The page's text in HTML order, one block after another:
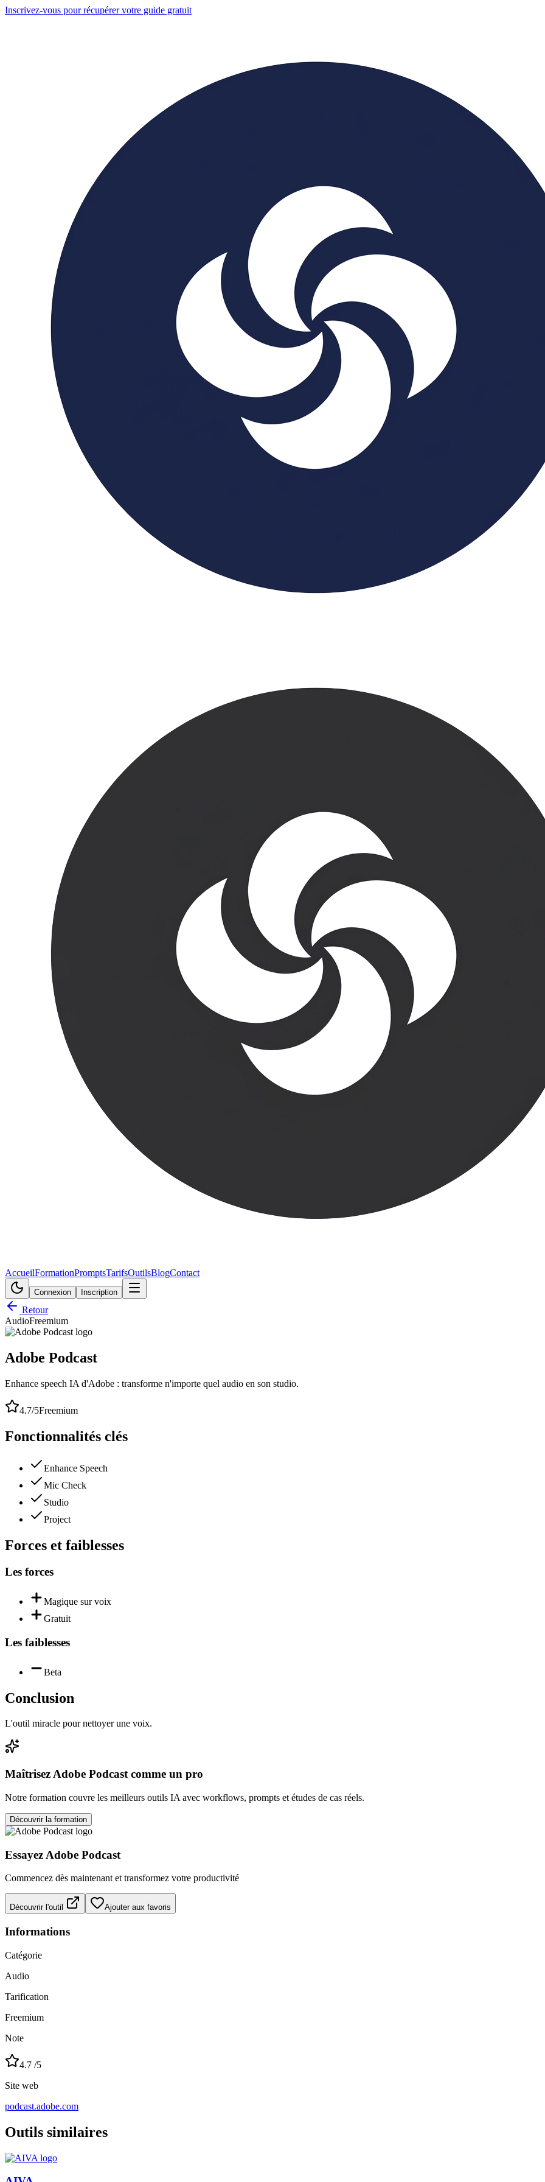
Inscrivez-vous pour récupérer votre guide gratuit
AccueilFormationPromptsTarifsOutilsBlogContact
Connexion Inscription
Retour
AudioFreemium
Adobe Podcast
Enhance speech IA d'Adobe : transforme n'importe quel audio en son studio.
4.7/5Freemium
Fonctionnalités clés
Enhance Speech
Mic Check
Studio
Project
Forces et faiblesses
Les forces
Magique sur voix
Gratuit
Les faiblesses
Beta
Conclusion
L'outil miracle pour nettoyer une voix.
Maîtrisez Adobe Podcast comme un pro
Notre formation couvre les meilleurs outils IA avec workflows, prompts et études de cas réels.
Découvrir la formation
Essayez Adobe Podcast
Commencez dès maintenant et transformez votre productivité
Découvrir l'outil Ajouter aux favoris
Informations
Catégorie
Audio
Tarification
Freemium
Note
4.7 /5
Site web
podcast.adobe.com
Outils similaires